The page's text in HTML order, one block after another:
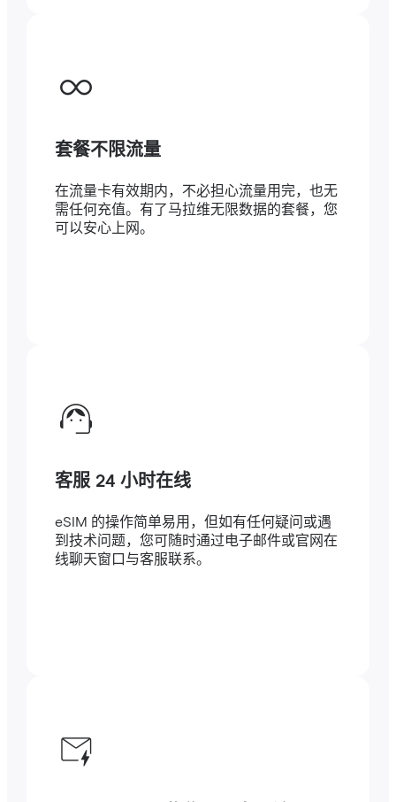
套餐不限流量
在流量卡有效期内，不必担心流量用完，也无
需任何充值。有了马拉维无限数据的套餐，您
可以安心上网。
客服 24 小时在线
eSIM 的操作简单易用，但如有任何疑问或遇
到技术问题，您可随时通过电子邮件或官网在
线聊天窗口与客服联系。